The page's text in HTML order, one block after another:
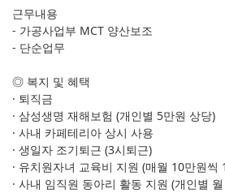
근무내용
- 가공사업부 MCT 양산보조
- 단순업무
◎ 복지 및 혜택
· 퇴직금
· 삼성생명 재해보험 (개인별 5만원 상당)
· 사내 카페테리아 상시 사용
· 생일자 조기퇴근 (3시퇴근)
· 유치원자녀 교육비 지원 (매월 10만원씩
· 사내 임직원 동아리 활동 지원 (개인별